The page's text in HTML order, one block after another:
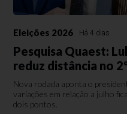
Eleições 2026 Há 4 dias
Pesquisa Quaest:
reduz distância no
Nova rodada aponta o
variações em relação a julho
dois pontos.